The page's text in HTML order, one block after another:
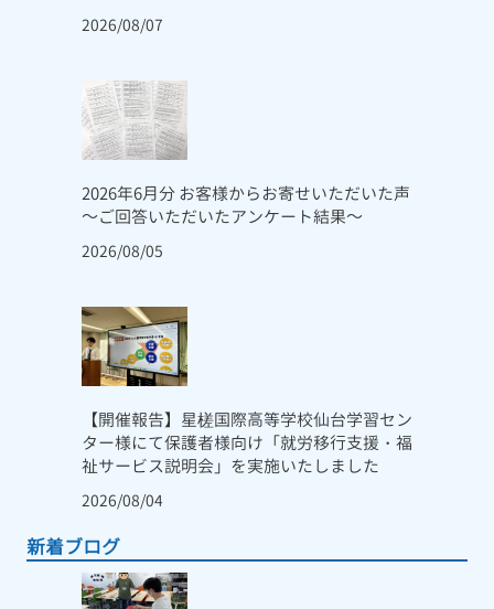
2026/08/07
2026年6月分 お客様からお寄せいただいた声
～ご回答いただいたアンケート結果～
2026/08/05
【開催報告】星槎国際高等学校仙台学習セン
ター様にて保護者様向け「就労移行支援・福
祉サービス説明会」を実施いたしました
2026/08/04
新着ブログ